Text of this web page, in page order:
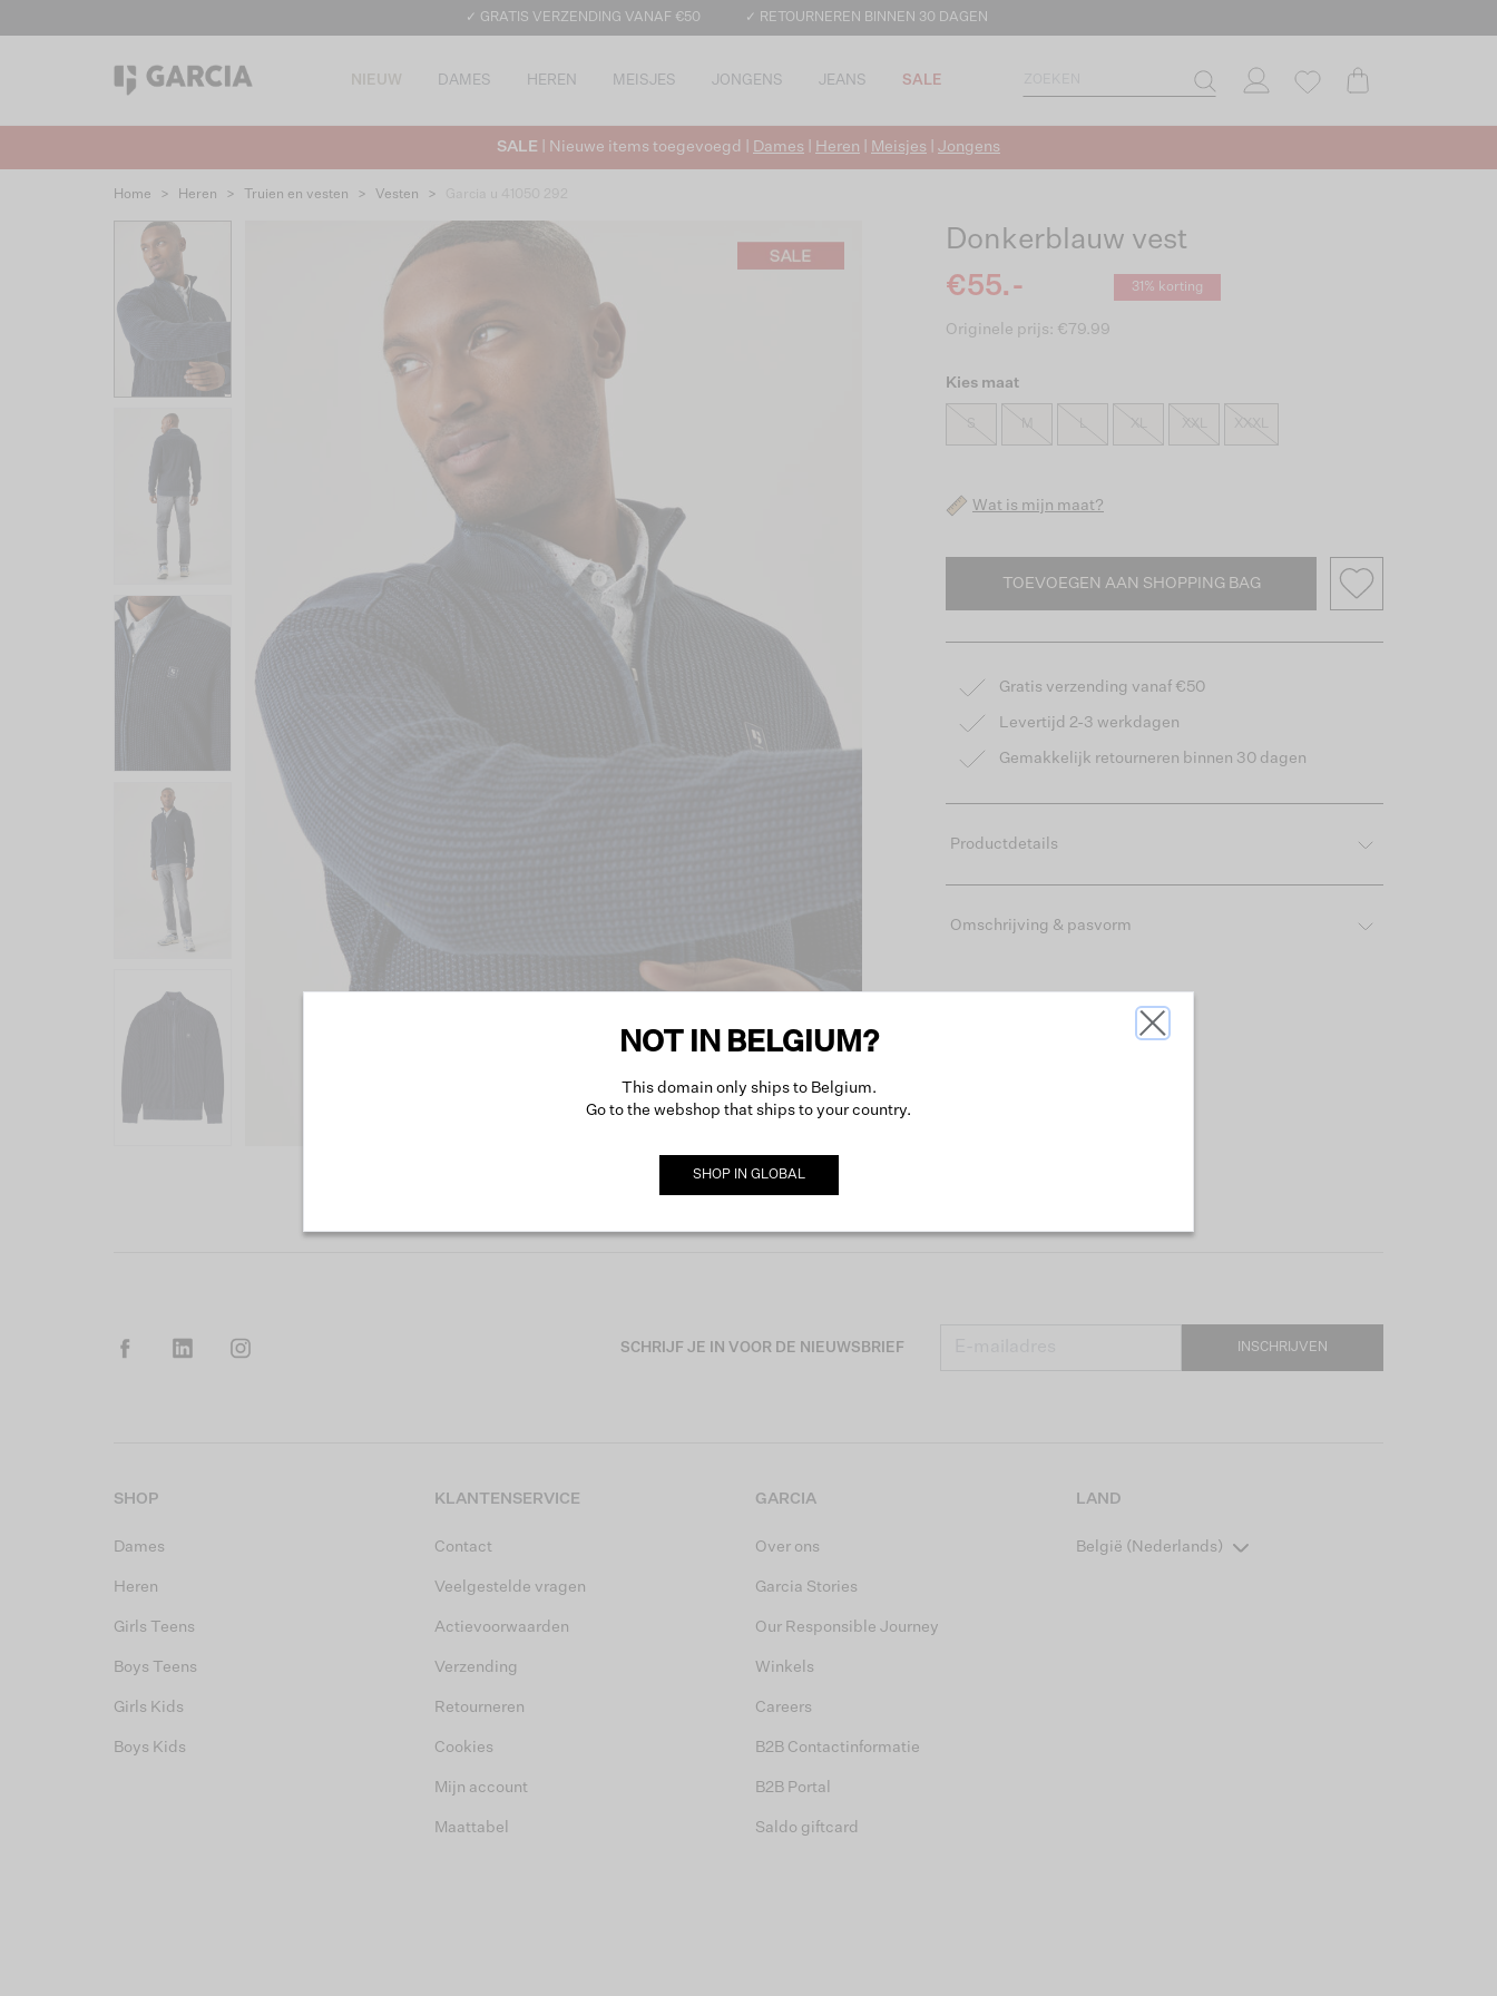
✓ GRATIS VERZENDING VANAF €50 ✓ RETOURNEREN BINNEN 30 DAGEN
NIEUW DAMES HEREN MEISJES JONGENS JEANS SALE
SALE | Nieuwe items toegevoegd | Dames Heren Meisjes Jongens
Home > Heren > Truien en vesten > Vesten >
Donkerblauw vest
€55.-
31% korting
Originele prijs: €79.99
Kies maat
M XL XXL XXXL
Wat is mijn maat?
TOEVOEGEN AAN SHOPPING BAG
Gratis verzending vanaf €50
Levertijd 2-3 werkdagen
Gemakkelijk retourneren binnen 30 dagen
Productdetails
Omschrijving & pasvorm
SCHRIJF JE IN VOOR DE NIEUWSBRIEF INSCHRIJVEN
SHOP
Dames
Heren
Girls Teens
Boys Teens
Girls Kids
Boys Kids
KLANTENSERVICE
Contact
Veelgestelde vragen
Actievoorwaarden
Verzending
Retourneren
Cookies
Mijn account
Maattabel
GARCIA
Over ons
Garcia Stories
Our Responsible Journey
Winkels
Careers
B2B Contactinformatie
B2B Portal
Saldo giftcard
LAND
België (Nederlands)
NOT IN BELGIUM?
This domain only ships to Belgium.
Go to the webshop that ships to your country.
SHOP IN GLOBAL